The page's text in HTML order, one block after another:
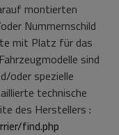
montierten
Nummernschild
mit Platz für das
sind
oder spezielle
technische
des Herstellers :
find.php